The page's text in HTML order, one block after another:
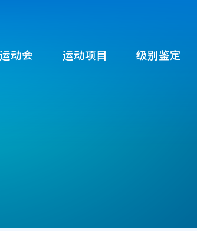
动会 运动项目 级别鉴定